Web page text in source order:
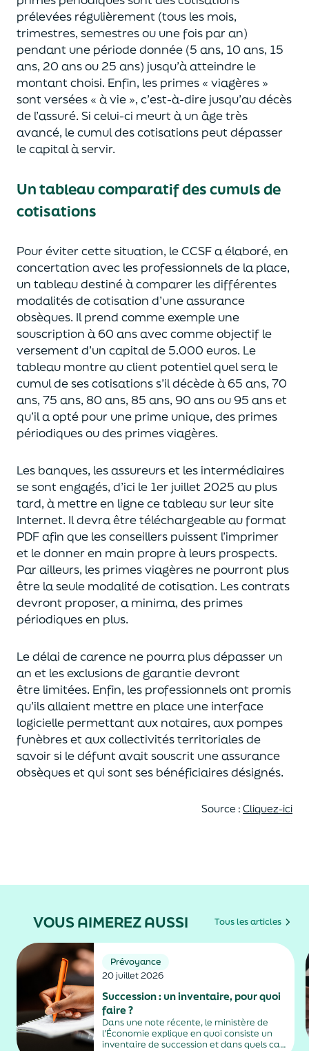
prélevées régulièrement (tous les mois,
trimestres, semestres ou une fois par an)
pendant une période donnée (5 ans, 10 ans, 15
ans, 20 ans ou 25 ans) jusqu’à atteindre le
montant choisi. Enfin, les primes « viagères »
sont versées « à vie », c’est-à-dire jusqu’au décès
de l’assuré. Si celui-ci meurt à un âge très
avancé, le cumul des cotisations peut dépasser
le capital à servir.
Un tableau comparatif des cumuls de
cotisations
Pour éviter cette situation, le CCSF a élaboré, en
concertation avec les professionnels de la place,
un tableau destiné à comparer les différentes
modalités de cotisation d’une assurance
obsèques. Il prend comme exemple une
souscription à 60 ans avec comme objectif le
versement d’un capital de 5.000 euros. Le
tableau montre au client potentielquel sera le
cumul deses cotisations s’il décède à 65 ans, 70
ans, 75 ans, 80 ans, 85 ans, 90 ansou95 ans et
qu’il a opté pour une prime unique, des primes
périodiquesoudes primes viagères.
Les banques, les assureurs et les intermédiaires
se sont engagés, d’ici le 1er juillet 2025 au plus
tard, àmettre en ligne ce tableau sur leur site
Internet. Il devra être téléchargeable au format
PDF afin que les conseillers puissent l’imprimer
et le donneren main propre à leurs prospects.
Par ailleurs, les primes viagères ne pourront plus
être la seule modalité de cotisation. Les contrats
devront proposer, a minima, des primes
périodiquesen plus.
Le délai de carence ne pourra plus dépasser un
an et les exclusions de garantiedevront
être limitées. Enfin, les professionnels ont promis
qu’ils allaient mettre en place une interface
logicielle permettant aux notaires, aux pompes
funèbres et aux collectivitésterritorialesde
savoir si le défunt avait souscrit une assurance
obsèques etqui sont ses bénéficiaires désignés.
Source : Cliquez-ici
VOUS AIMEREZ AUSSI Tous les articles
Prévoyance
20 juillet 2026
Succession : un inventaire, pour quoi
faire ?
Dans une note récente, le ministère de
l’Économie explique en quoi consiste un
inventaire de succession et dans quels cas